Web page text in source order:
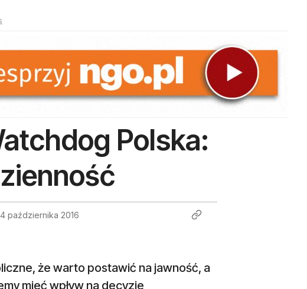
Polska:
października 2016
że warto postawić na jawność, a
mieć wpływ na decyzje